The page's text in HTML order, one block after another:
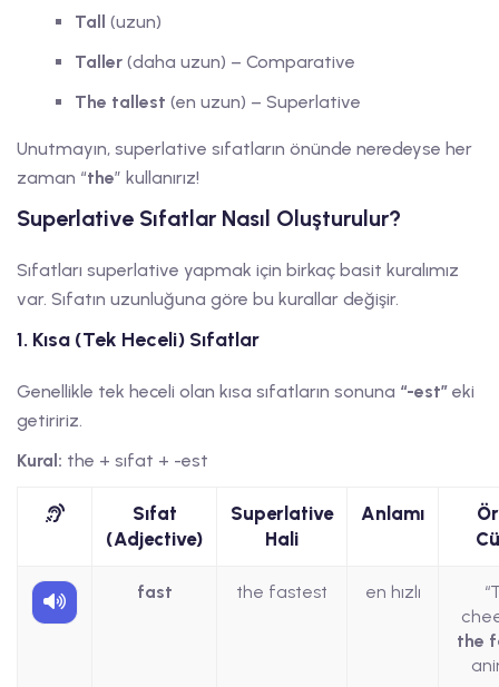
Tall
(uzun)
Taller (daha uzun) – Comparative
The tallest (en uzun) – Superlative
Unutmayın, superlative sıfatların önünde neredeyse her
zaman “the” kullanırız!
Superlative Sıfatlar Nasıl Oluşturulur?
Sıfatları superlative yapmak için birkaç basit kuralımız
var. Sıfatın uzunluğuna göre bu kurallar değişir.
1. Kısa (Tek Heceli) Sıfatlar
Genellikle tek heceli olan kısa sıfatların sonuna “-est” eki
getiririz.
Kural: the + sıfat + -est
Sıfat
(Adjective)
Superlative
Hali
Anlamı
fast the fastest en hızlı
the